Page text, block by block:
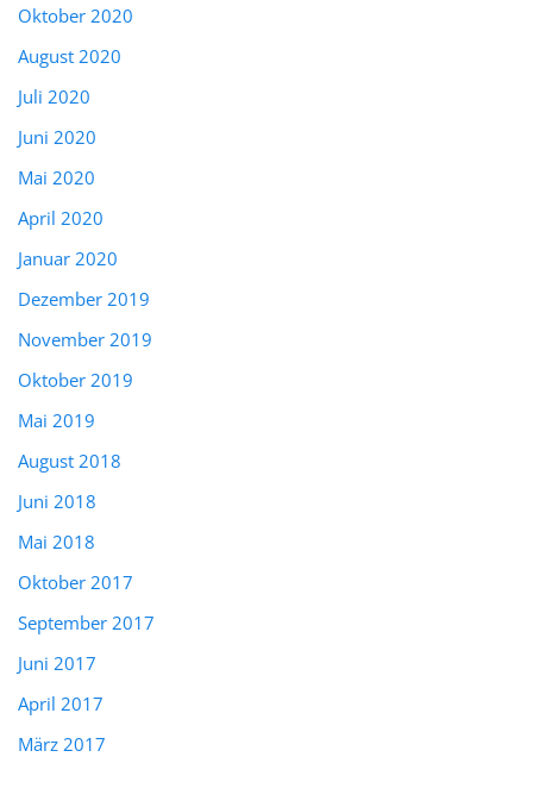
Oktober 2020
August 2020
Juli 2020
Juni 2020
Mai 2020
April 2020
Januar 2020
Dezember 2019
November 2019
Oktober 2019
Mai 2019
August 2018
Juni 2018
Mai 2018
Oktober 2017
September 2017
Juni 2017
April 2017
März 2017